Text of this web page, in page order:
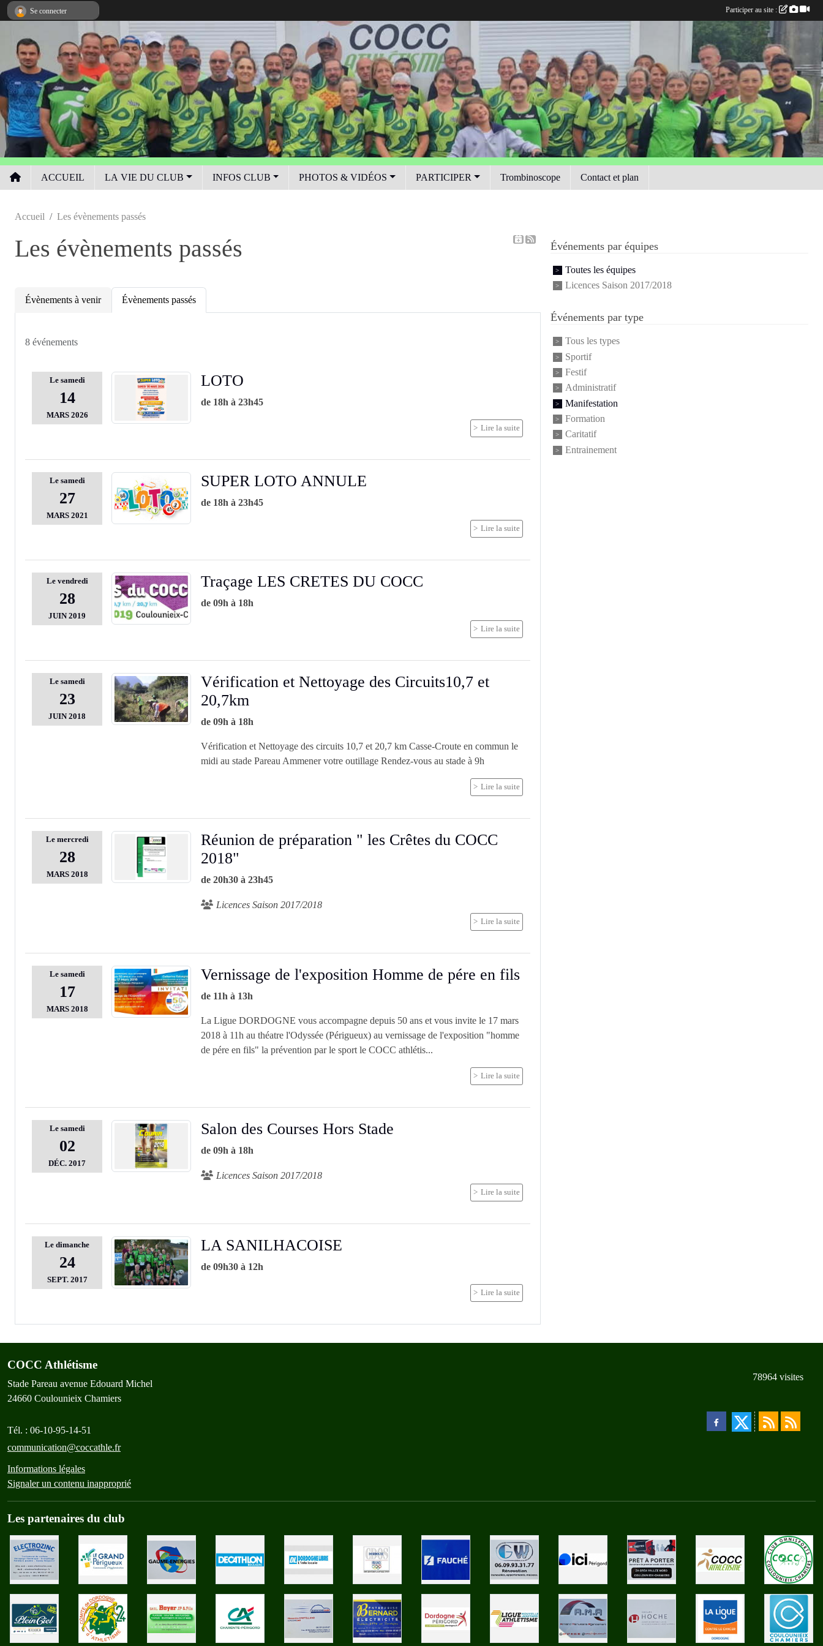
ACCUEIL LA VIE DU CLUB INFOS CLUB PHOTOS & VIDÉOS PARTICIPER Trombinoscope Contact et plan
Accueil Les évènements passés
Les évènements passés
Évènements à venir Évènements passés
8 événements
Le samedi
14
MARS 2026
LOTO
de 18h à 23h45
Lire la suite
Le samedi
27
MARS 2021
SUPER LOTO ANNULE
de 18h à 23h45
Lire la suite
Le vendredi
28
JUIN 2019
Traçage LES CRETES DU COCC
de 09h à 18h
Lire la suite
Le samedi
23
JUIN 2018
Vérification et Nettoyage des Circuits10,7 et
20,7km
de 09h à 18h
Vérification et Nettoyage des circuits 10,7 et 20,7 km Casse-Croute en commun le
midi au stade Pareau Ammener votre outillage Rendez-vous au stade à 9h
Lire la suite
Le mercredi
28
MARS 2018
Réunion de préparation " les Crêtes du COCC
2018"
de 20h30 à 23h45
Licences Saison 2017/2018
Lire la suite
Le samedi
17
MARS 2018
Vernissage de l'exposition Homme de pére en fils
de 11h à 13h
La Ligue DORDOGNE vous accompagne depuis 50 ans et vous invite le 17 mars
2018 à 11h au théatre l'Odyssée (Périgueux) au vernissage de l'exposition "homme
de pére en fils" la prévention par le sport le COCC athlétis...
Lire la suite
Le samedi
02
DÉC. 2017
Salon des Courses Hors Stade
de 09h à 18h
Licences Saison 2017/2018
Lire la suite
Ledimanche
24
SEPT. 2017
LA SANILHACOISE
de 09h30 à 12h
Lire la suite
Événements par équipes
Toutes les équipes
Licences Saison 2017/2018
Événements par type
Tous les types
Sportif
Festif
Administratif
Manifestation
Formation
Caritatif
Entrainement
COCC Athlétisme
Stade Pareau avenue Edouard Michel
24660 Coulounieix Chamiers
Tél. : 06-10-95-14-51
communication@coccathle.fr
Informations légales
Signaler un contenu inapproprié
78964 visites
Les partenaires du club
Se connecter Participer au site :
Panneau de gestion des cookies